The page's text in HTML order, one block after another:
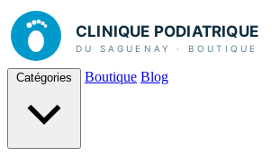
Catégories Boutique Blog